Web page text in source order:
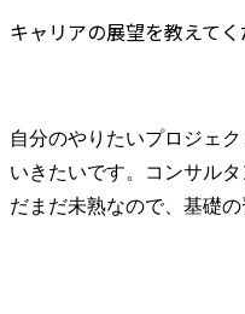
キャリアの展望を教えてく
自分のやりたいプロジェ
いきたいです。コンサル
だまだ未熟なので、基礎